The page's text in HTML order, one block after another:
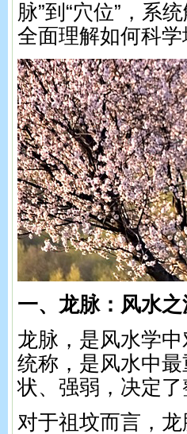
脉”到“穴位”，系
全面理解如何科
一、龙脉：风水
龙脉，是风水学
统称，是风水中
状、强弱，决定
对于祖坟而言，